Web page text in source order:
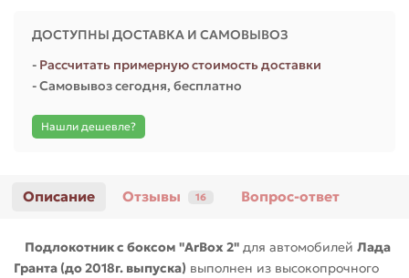
ДОСТУПНЫ ДОСТАВКА И САМОВЫВОЗ
- Рассчитать примерную стоимость доставки
- Самовывоз сегодня, бесплатно
Нашли дешевле?
Описание Отзывы 16 Вопрос-ответ
Подлокотник с боксом "ArBox 2" для автомобилей Лада
Гранта (до 2018г. выпуска) выполнен из высокопрочного